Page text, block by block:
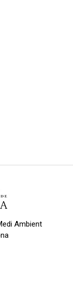
Ambient